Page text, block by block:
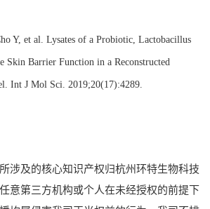
Y, et al. Lysates of a Probiotic, Lactobacillus
Skin Barrier Function in a Reconstructed
Int J Mol Sci. 2019;20(17):4289.
涉及的核心知识产权归杭州环特生物科技
意第三方机构或个人在未经授权的前提下